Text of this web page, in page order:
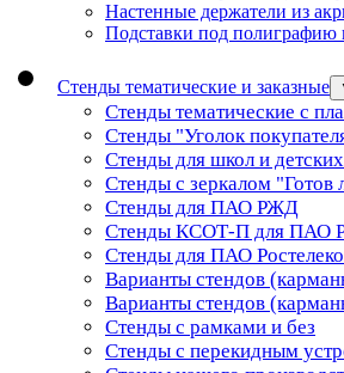
Настенные держатели из
Подставки под полиграфию
Стенды тематические и заказные
Стенды тематические с
Стенды "Уголок
Стенды для школ и
Стенды с зеркалом "Готов
Стенды для ПАО РЖД
Стенды КСОТ-П для ПАО
Стенды для ПАО
Варианты стендов
Варианты стендов
Стенды с рамками и без
Стенды с перекидным